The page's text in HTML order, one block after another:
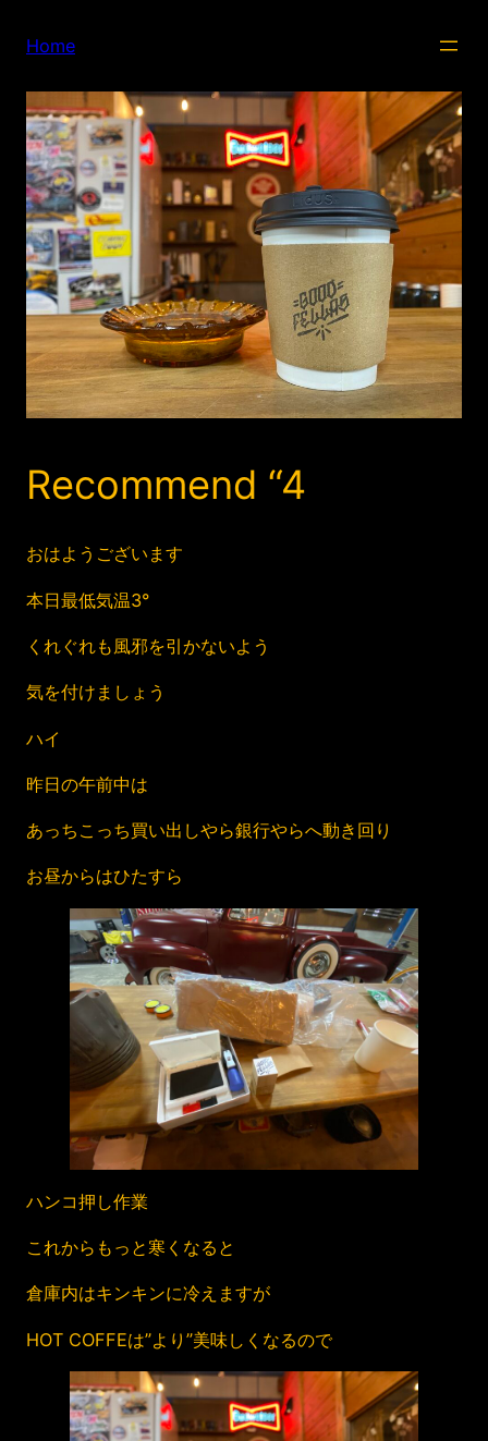
Home
Recommend “4
おはようございます
本日最低気温3°
くれぐれも風邪を引かないよう
気を付けましょう
ハイ
昨日の午前中は
あっちこっち買い出しやら銀行やらへ動き回り
お昼からはひたすら
ハンコ押し作業
これからもっと寒くなると
倉庫内はキンキンに冷えますが
HOT COFFEは”より”美味しくなるので